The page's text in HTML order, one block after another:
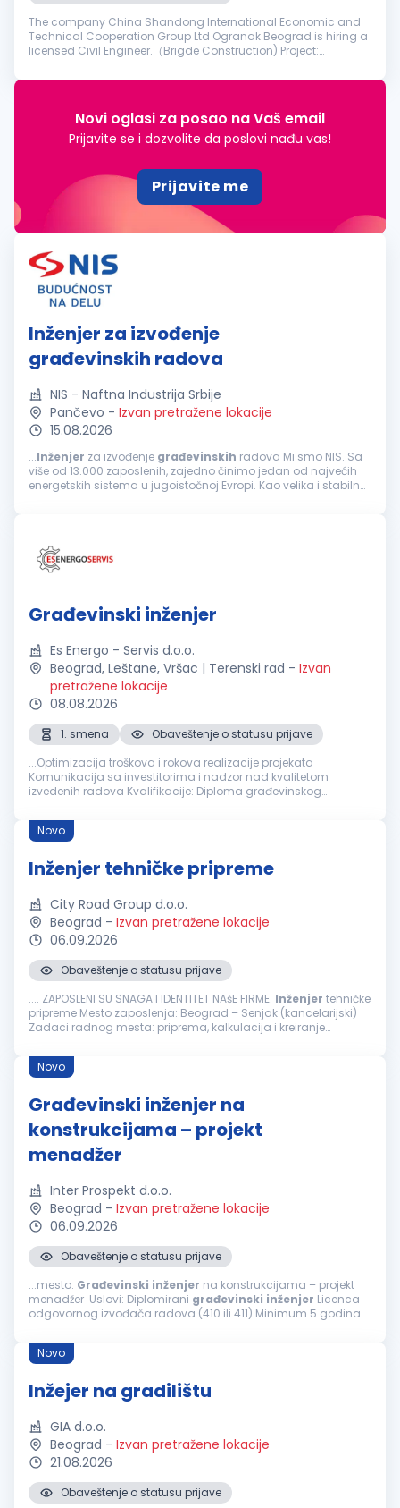
The company China Shandong International Economic and
Technical Cooperation Group Ltd Ogranak Beograd is hiring a
licensed Civil Engineer.（Brigde Construction) Project:
Requirements: The ca...
Novi oglasi za posao na Vaš email
Prijavite se i dozvolite da poslovi nađu vas!
Prijavite me
Inženjer za izvođenje
građevinskih radova
NIS - Naftna Industrija Srbije
Pančevo - Izvan pretražene lokacije
15.08.2026
...Inženjer za izvođenje građevinskih radova Mi smo NIS. Sa
više od 13.000 zaposlenih, zajedno činimo jedan od najvećih
energetskih sistema u jugoistočnoj Evropi. Kao velika i stabilna
Građevinski inženjer
Es Energo - Servis d.o.o.
Beograd, Leštane, Vršac | Terenski rad - Izvan
pretražene lokacije
08.08.2026
1. smena
Obaveštenje o statusu prijave
...Optimizacija troškova i rokova realizacije projekata
Komunikacija sa investitorima i nadzor nad kvalitetom
izvedenih radova Kvalifikacije: Diploma građevinskog
građevinarstva Iskustvo u radu na
Novo
Inženjer tehničke pripreme
City Road Group d.o.o.
Beograd - Izvan pretražene lokacije
06.09.2026
Obaveštenje o statusu prijave
.... ZAPOSLENI SU SNAGA I IDENTITET NAšE FIRME. Inženjer tehničke
pripreme Mesto zaposlenja: Beograd – Senjak (kancelarijski)
Zadaci radnog mesta: priprema, kalkulacija i kreiranje
tendere...
Novo
Građevinski inženjer na
konstrukcijama – projekt
menadžer
Inter Prospekt d.o.o.
Beograd - Izvan pretražene lokacije
06.09.2026
Obaveštenje o statusu prijave
...mesto: Građevinski inženjer na konstrukcijama – projekt
menadžer Uslovi: Diplomirani građevinski inženjer Licenca
odgovornog izvođača radova (410 ili 411) Minimum 5 godina
MS Project...
Novo
Inžejer na gradilištu
GIA d.o.o.
Beograd - Izvan pretražene lokacije
21.08.2026
Obaveštenje o statusu prijave